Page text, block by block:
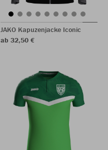
JAKO Kapuzenjacke Iconic
ab 32,50 €